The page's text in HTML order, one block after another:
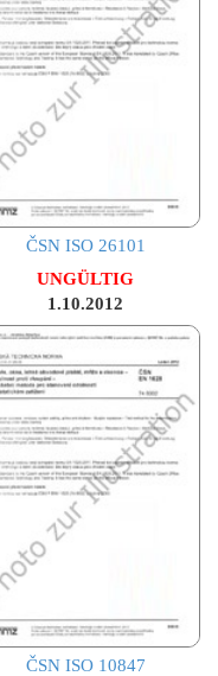
ČSN ISO 26101
UNGÜLTIG
1.10.2012
ČSN ISO 10847